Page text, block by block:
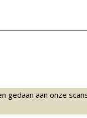
gedaan aan onze